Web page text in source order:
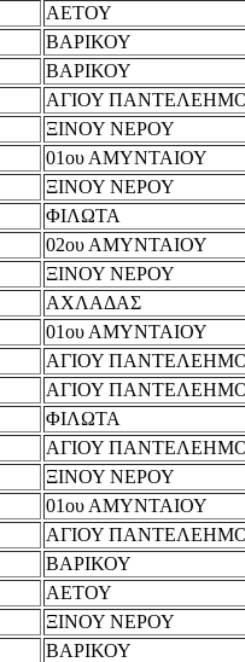
ΑΕΤΟΥ
ΒΑΡΙΚΟΥ
ΒΑΡΙΚΟΥ
ΑΓΙΟΥ
ΞΙΝΟΥ ΝΕΡΟΥ
01ου ΑΜΥΝΤΑΙΟΥ
ΞΙΝΟΥ ΝΕΡΟΥ
ΦΙΛΩΤΑ
02ου ΑΜΥΝΤΑΙΟΥ
ΞΙΝΟΥ ΝΕΡΟΥ
ΑΧΛΑΔΑΣ
01ου ΑΜΥΝΤΑΙΟΥ
ΑΓΙΟΥ
ΑΓΙΟΥ
ΦΙΛΩΤΑ
ΑΓΙΟΥ
ΞΙΝΟΥ ΝΕΡΟΥ
01ου ΑΜΥΝΤΑΙΟΥ
ΑΓΙΟΥ
ΒΑΡΙΚΟΥ
ΑΕΤΟΥ
ΞΙΝΟΥ ΝΕΡΟΥ
ΒΑΡΙΚΟΥ